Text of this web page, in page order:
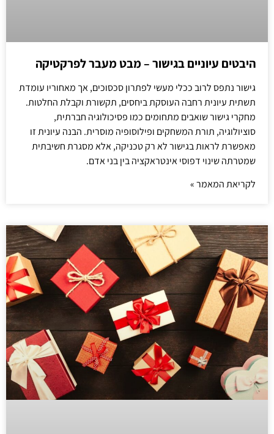
היבטים עיוניים בגישור – מבט מעבר לפרקטיקה
גישור נתפס לרוב ככלי מעשי לפתרון סכסוכים, אך מאחוריו עומדת
תשתית עיונית רחבה העוסקת ביחסים, תקשורת וקבלת החלטות.
מחקרי גישור שואבים מתחומים כמו פסיכולוגיה חברתית,
סוציולוגיה, תורת המשחקים ופילוסופיה מוסרית. הבנה עיונית זו
מאפשרת לראות בגישור לא רק טכניקה, אלא מסגרת חשיבתית
שמטרתה שינוי דפוסי אינטראקציה בין בני אדם.
לקריאת המאמר »